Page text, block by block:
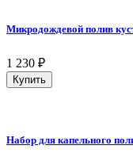
Микродождевой полив
1 230 ₽
Купить
Набор для капельного